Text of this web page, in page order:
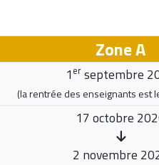
Zone A
1 er septembre
(la rentrée des enseignants est
17 octobre
2 novembre